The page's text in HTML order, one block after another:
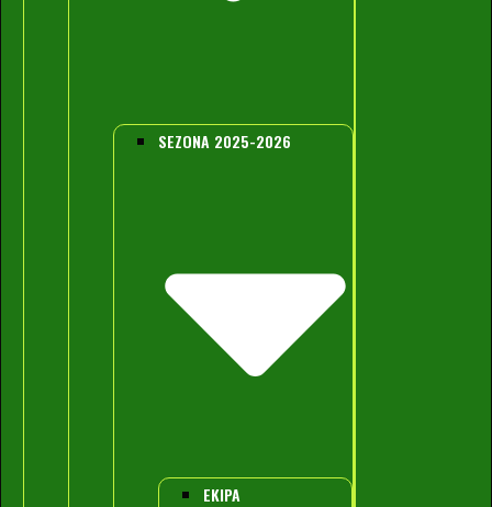
SEZONA 2025-2026
EKIPA